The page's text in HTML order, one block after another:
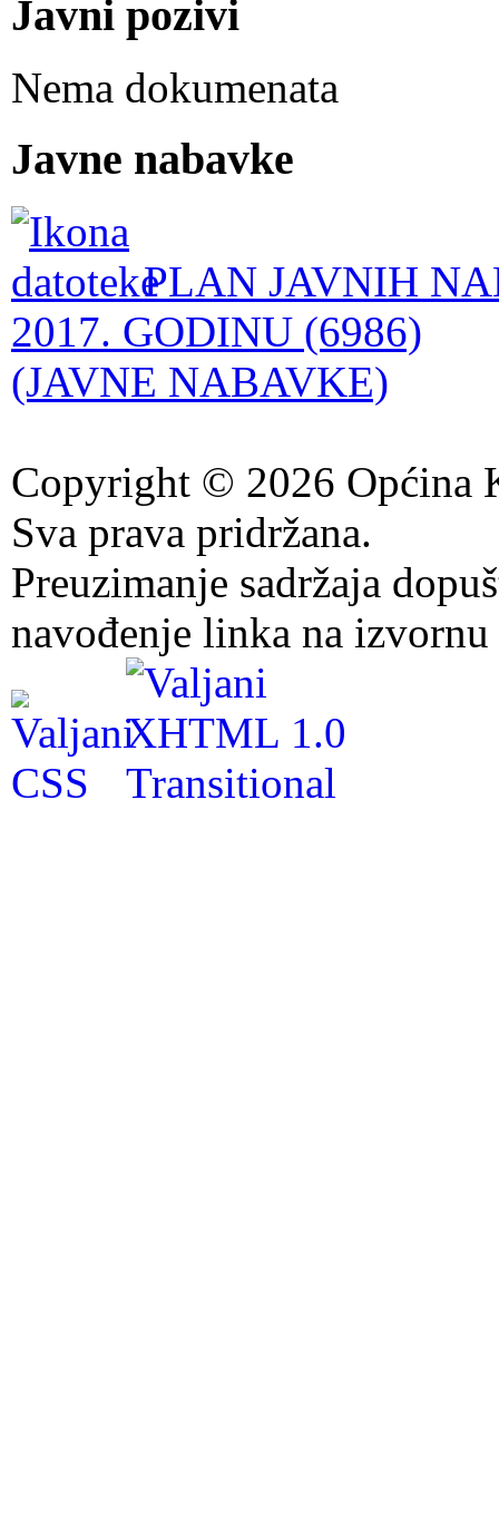
Javni pozivi
Nema dokumenata
Javne nabavke
PLAN JAVNIH
2017. GODINU (6986)
(JAVNE NABAVKE)
Copyright © 2026 Općina
Sva prava pridržana.
Preuzimanje sadržaja
navođenje linka na izvornu